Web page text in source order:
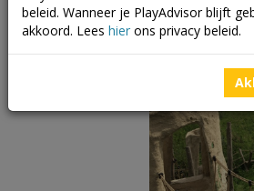
beleid. Wanneer je PlayAdvisor blijft
akkoord. Lees hier ons privacy beleid.